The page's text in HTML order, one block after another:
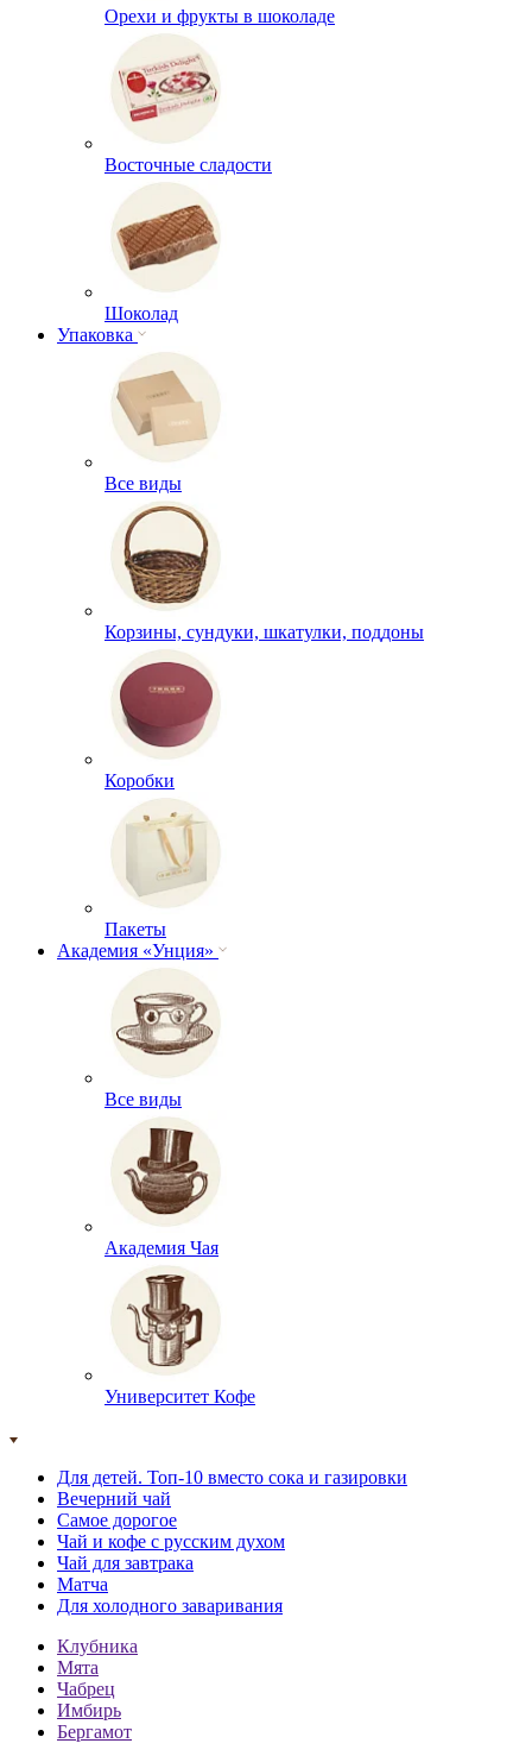
Орехи и фрукты в шоколаде
Восточные сладости
Шоколад
Упаковка
Все виды
Корзины, сундуки, шкатулки, поддоны
Коробки
Пакеты
Академия «Унция»
Все виды
Академия Чая
Университет Кофе
Для детей. Топ-10 вместо сока и газировки
Вечерний чай
Самое дорогое
Чай и кофе с русским духом
Чай для завтрака
Матча
Для холодного заваривания
Клубника
Мята
Чабрец
Имбирь
Бергамот